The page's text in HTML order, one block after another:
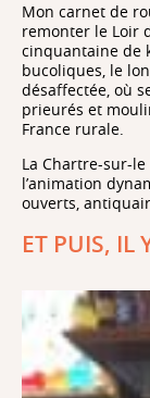
Mon carnet de
remonter le Loir
cinquantaine de
bucoliques, le
désaffectée, où
prieurés et
France rurale.
La Chartre-sur-
l’animation
ouverts,
ET PUIS, IL